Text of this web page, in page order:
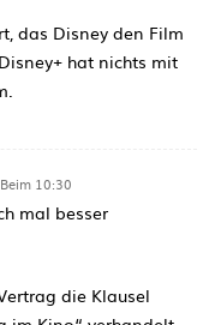
das Disney den Film
hat nichts mit
10:30
mal besser
die Klausel